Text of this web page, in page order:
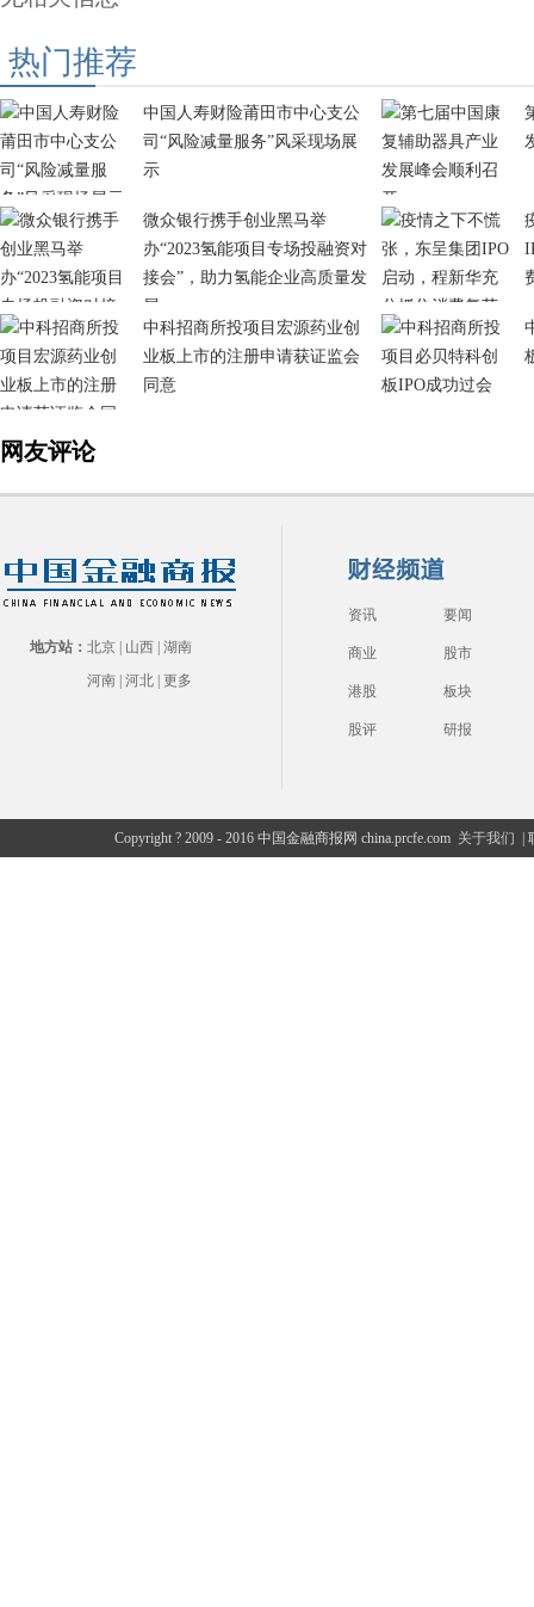
热门推荐
中国人寿财险莆田市中心支公
司“风险减量服务”风采现场展
示
微众银行携手创业黑马举
办“2023氢能项目专场投融资对
接会”，助力氢能企业高质量发
展
中科招商所投项目宏源药业创
业板上市的注册申请获证监会
同意
网友评论
地方站： 北京 山西 湖南
河南 河北 更多
资讯 要闻
商业 股市
港股 板块
股评 研报
Copyright ? 2009 - 2016 中国金融商报网 china.prcfe.com 关于我们 |